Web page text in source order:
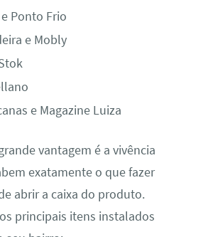
Ponto Frio
e Mobly
e Magazine Luiza
vantagem é a vivência
exatamente o que fazer
abrir a caixa do produto.
principais itens instalados